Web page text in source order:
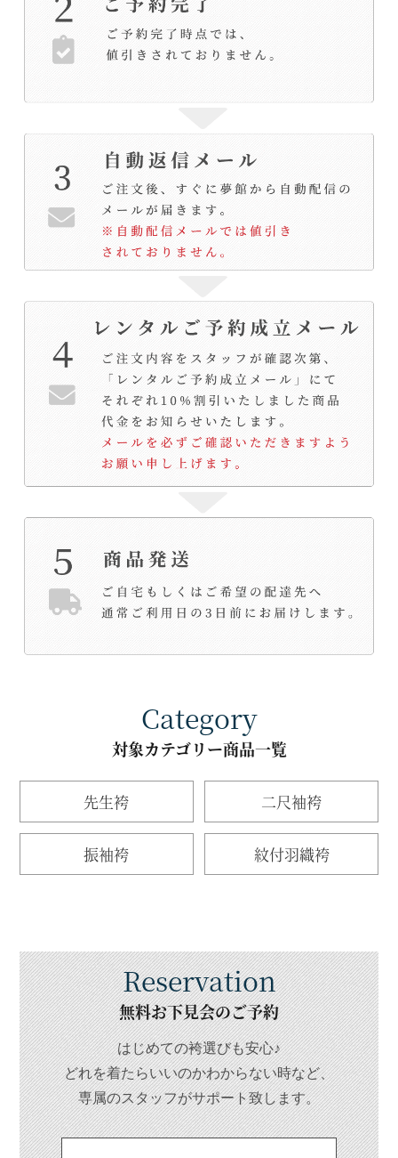
Category
対象カテゴリー商品一覧
先生袴 二尺袖袴
振袖袴 紋付羽織袴
Reservation
無料お下見会のご予約
はじめての袴選びも安心♪
どれを着たらいいのかわからない時など、
専属のスタッフがサポート致します。